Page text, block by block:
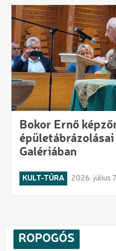
Bokor Ernő
épületábrázolásai
Galériában
KULT-TÚRA 2026. július
ROPOGÓS